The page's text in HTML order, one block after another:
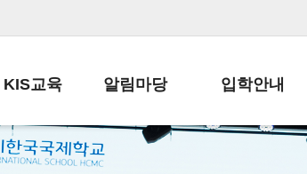
KIS교육
교육목표
알림마당
공지사항
입학안내